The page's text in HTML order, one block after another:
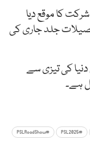
کا موقع دیا
جلد جاری کی
کی تیزی سے
ہے۔
#PSL2025
#PSLRoadShow